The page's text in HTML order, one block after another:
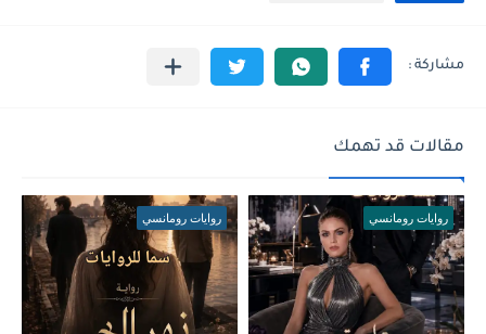
مقالات قد تهمك
روايات رومانسي روايات رومانسي